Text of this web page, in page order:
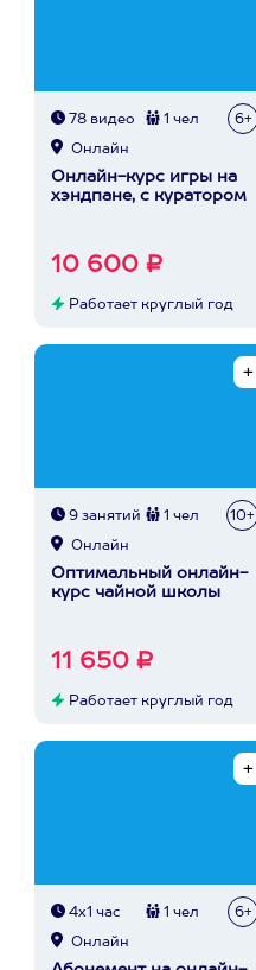
78 видео 1 чел 6+
Онлайн
Онлайн-курс игры на
хэндпане, с куратором
10 600 ₽
Работает круглый год
9 занятий 1 чел 10+
Онлайн
Оптимальный онлайн-
курс чайной школы
11 650 ₽
Работает круглый год
4х1 час 1 чел 6+
Онлайн